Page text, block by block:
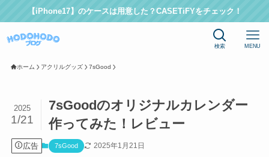
【iPhone17】のケースは用意した？CASETiFYをチェック！
検索 MENU
ホーム アクリルグッズ 7sGood
7sGoodのオリジナルカレンダー
作ってみた！レビュー
2025
1/21
広告 7sGood 2025年1月21日